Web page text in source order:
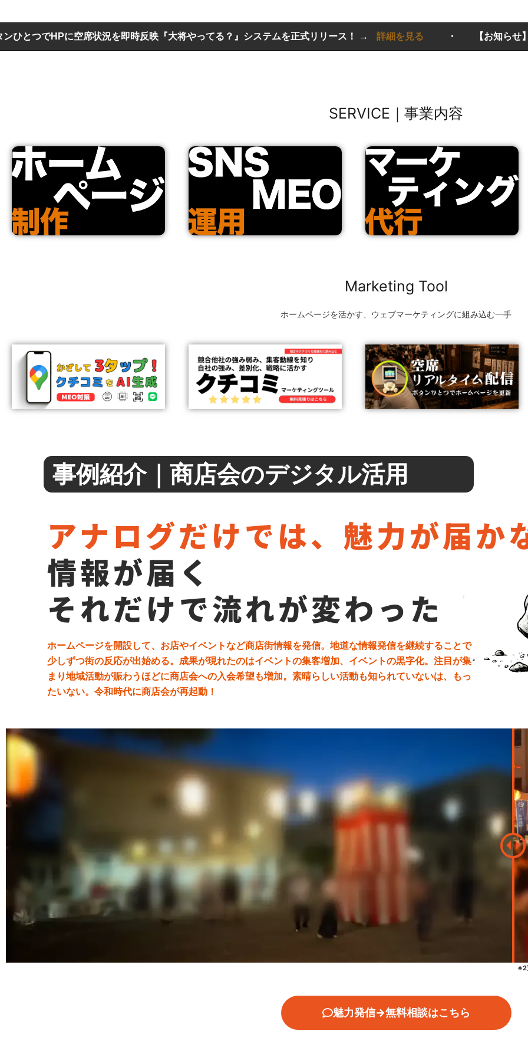
に空席状況を即時反映『大将やってる？』システムを正式リリース！ → 詳細を見る ・ 【お知らせ】クチコミ
SERVICE｜事業内容
Marketing Tool
ホームページを活かす、ウェブマーケティングに組み込む一手
事例紹介｜商店会のデジタル活用
アナログだけでは、魅力が届か
情報が届く
それだけで流れが変わった
ホームページを開設して、お店やイベントなど商店街情報を発信。地道な情報発信を継続することで
少しずつ街の反応が出始める。成果が現れたのはイベントの集客増加、イベントの黒字化。注目が集
まり地域活動が賑わうほどに商店会への入会希望も増加。素晴らしい活動も知られていないは、もっ
たいない。令和時代に商店会が再起動！
※2
魅力発信→無料相談はこちら